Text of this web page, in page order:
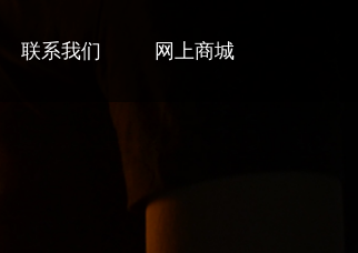
联系我们 网上商城